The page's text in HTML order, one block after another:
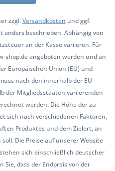
zzgl.Versandkosten und ggf.
beschrieben. Abhängig von
an der Kasse variieren. Für
shop.de angeboten werden und an
Europäischen Union (EU) und
nach den innerhalb der EU
der Mitgliedsstaaten variierenden
werden. Die Höhe der zu
sich nach verschiedenen Faktoren,
Produktes und dem Zielort, an
Die Preise auf unserer Website
sich einschließlich deutscher
dass der Endpreis von der